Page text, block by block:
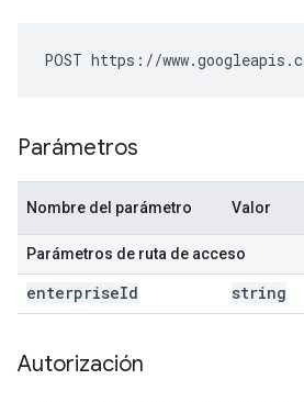
POST https://
Parámetros
Nombre del parámetro Valor
Parámetros de ruta de acceso
enterpriseId string
Autorización